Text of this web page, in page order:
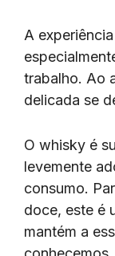
A
trabalho. Ao
delicada se
O whisky é
levemente
consumo.
doce, este é
mantém a